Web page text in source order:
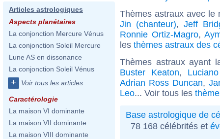
Articles astrologiques
Aspects planétaires
La conjonction Mercure Vénus
La conjonction Soleil Mercure
Lune AS en dissonance
La conjonction Soleil Vénus
+ Voir tous les articles
Caractérologie
La maison VI dominante
La maison VII dominante
La maison VIII dominante
Thèmes astraux avec
Jin (chanteur),Jeff
Ronnie Ortiz-Magro,
les thèmes astraux des
Thèmes astraux ayant
Buster Keaton,
Adrian Ross Duncan,
Leo... Voir tous les
Base astrologique de
78 168 célébrités et